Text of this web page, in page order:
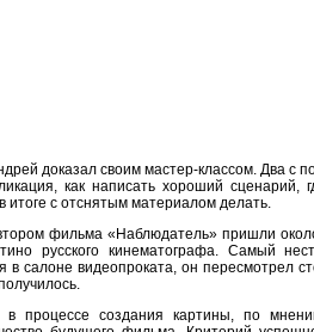
доказал своим мастер-классом. Два с
как написать хороший
итоге с отснятым материалом делать.
фильма «Наблюдатель» пришли
русского кинематографа. Самый
в салоне видеопроката, он пересмотрел
процессе создания картины, по